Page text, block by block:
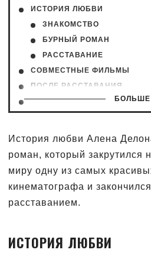
ИСТОРИЯ ЛЮБВИ
ЗНАКОМСТВО
БУРНЫЙ РОМАН
РАССТАВАНИЕ
СОВМЕСТНЫЕ ФИЛЬМЫ
ПОСЛЕ РАССТАВАНИЯ
СОВМЕСТНЫЕ ФОТОБОЛЬШЕ
История любви Алена
роман, который закрутился
миру одну из самых
кинематографа и
расставанием.
ИСТОРИЯ ЛЮБВИ